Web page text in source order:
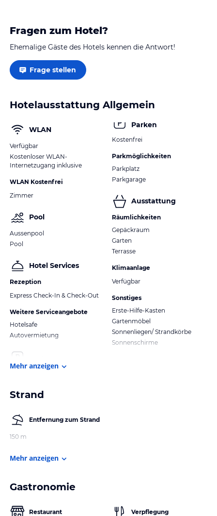
Fragen zum Hotel?
Ehemalige Gäste des Hotels kennen die Antwort!
Frage stellen
Hotelausstattung Allgemein
WLAN
Verfügbar
Kostenloser WLAN-
Internetzugang inklusive
WLAN Kostenfrei
Zimmer
Pool
Aussenpool
Pool
Hotel Services
Rezeption
Express Check-In & Check-Out
Weitere Serviceangebote
Hotelsafe
Autovermietung
Parken
Kostenfrei
Parkmöglichkeiten
Parkplatz
Parkgarage
Ausstattung
Räumlichkeiten
Gepäckraum
Garten
Terrasse
Klimaanlage
Verfügbar
Sonstiges
Erste-Hilfe-Kasten
Gartenmöbel
Sonnenliegen/ Strandkörbe
Sonnenschirme
Mehr anzeigen
Strand
Entfernung zum Strand
150 m
Mehr anzeigen
Gastronomie
Restaurant Verpflegung